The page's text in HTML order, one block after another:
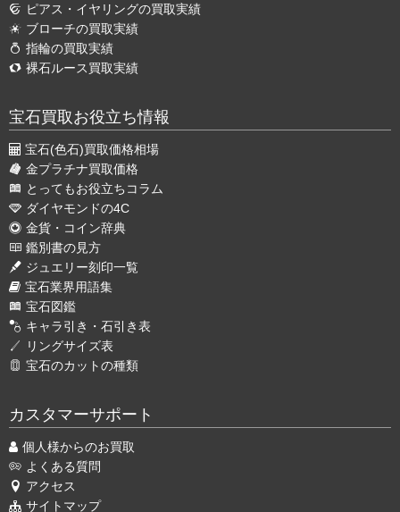
ピアス・イヤリングの買取実績
ブローチの買取実績
指輪の買取実績
裸石ルース買取実績
宝石買取お役立ち情報
宝石(色石)買取価格相場
金プラチナ買取価格
とってもお役立ちコラム
ダイヤモンドの4C
金貨・コイン辞典
鑑別書の見方
ジュエリー刻印一覧
宝石業界用語集
宝石図鑑
キャラ引き・石引き表
リングサイズ表
宝石のカットの種類
カスタマーサポート
個人様からのお買取
よくある質問
アクセス
サイトマップ